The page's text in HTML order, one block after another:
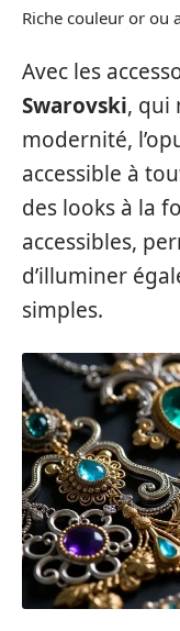
Riche couleur or ou
Avec les
Swarovski, qui
modernité,
accessible à
des looks à la
accessibles,
d’illuminer
simples.